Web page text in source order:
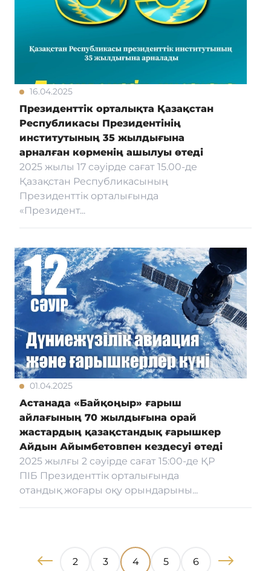
16.04.2025
Президенттік орталықта Қазақстан
Республикасы Президентінің
институтының 35 жылдығына
арналған көрменің ашылуы өтеді
2025 жылы 17 сәуірде сағат 15.00-де
Қазақстан Республикасының
Президенттік орталығында
«Президент...
01.04.2025
Астанада «Байқоңыр» ғарыш
айлағының 70 жылдығына орай
жастардың қазақстандық ғарышкер
Айдын Айымбетовпен кездесуі өтеді
2025 жылғы 2 сәуірде сағат 15:00-де ҚР
ПІБ Президенттік орталығында
отандық жоғары оқу орындарыны...
2 3 4 5 6